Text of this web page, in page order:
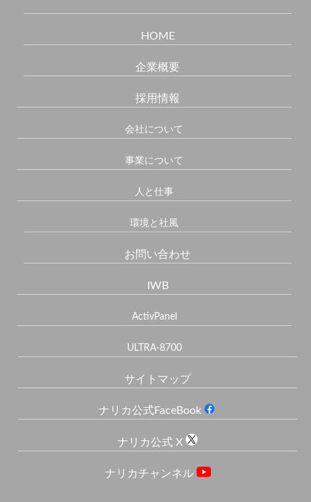
HOME
企業概要
採用情報
会社について
事業について
人と仕事
環境と社風
お問い合わせ
IWB
ActivPanel
ULTRA-8700
サイトマップ
ナリカ公式FaceBook
ナリカ公式 X
ナリカチャンネル